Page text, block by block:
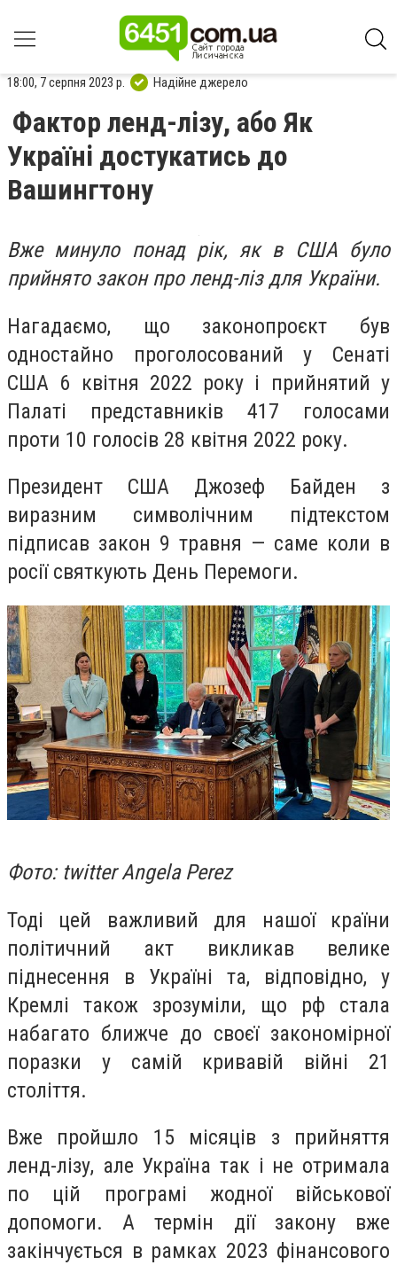
18:00, 7 серпня 2023 р. Надійне джерело
Фактор ленд-лізу, або Як
Україні достукатись до
Вашингтону
Вже минуло понад рік, як в США було
прийнято закон про ленд-ліз для України.
Нагадаємо, що законопроєкт був
одностайно проголосований у Сенаті
США 6 квітня 2022 року і прийнятий у
Палаті представників 417 голосами
проти 10 голосів 28 квітня 2022 року.
Президент США Джозеф Байден з
виразним символічним підтекстом
підписав закон 9 травня — саме коли в
росії святкують День Перемоги.
Фото: twitter Angela Perez
Тоді цей важливий для нашої країни
політичний акт викликав велике
піднесення в Україні та, відповідно, у
Кремлі також зрозуміли, що рф стала
набагато ближче до своєї закономірної
поразки у самій кривавій війні 21
століття.
Вже пройшло 15 місяців з прийняття
ленд-лізу, але Україна так і не отримала
по цій програмі жодної військової
допомоги. А термін дії закону вже
закінчується в рамках 2023 фінансового